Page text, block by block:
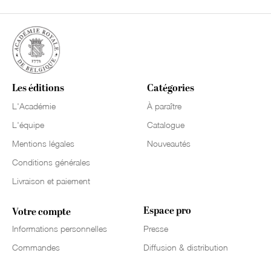
Les éditions
L'Académie
L'équipe
Mentions légales
Conditions générales
Livraison et paiement
Catégories
À paraître
Catalogue
Nouveautés
Votre compte
Informations personnelles
Commandes
Espace pro
Presse
Diffusion & distribution